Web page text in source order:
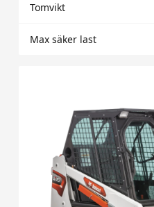
Tomvikt
Max säker last